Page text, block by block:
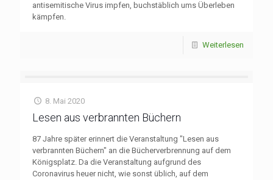
antisemitische Virus impfen, buchstäblich ums Überleben
kämpfen.
Weiterlesen
8. Mai 2020
Lesen aus verbrannten Büchern
87 Jahre später erinnert die Veranstaltung "Lesen aus
verbrannten Büchern" an die Bücherverbrennung auf dem
Königsplatz. Da die Veranstaltung aufgrund des
Coronavirus heuer nicht, wie sonst üblich, auf dem